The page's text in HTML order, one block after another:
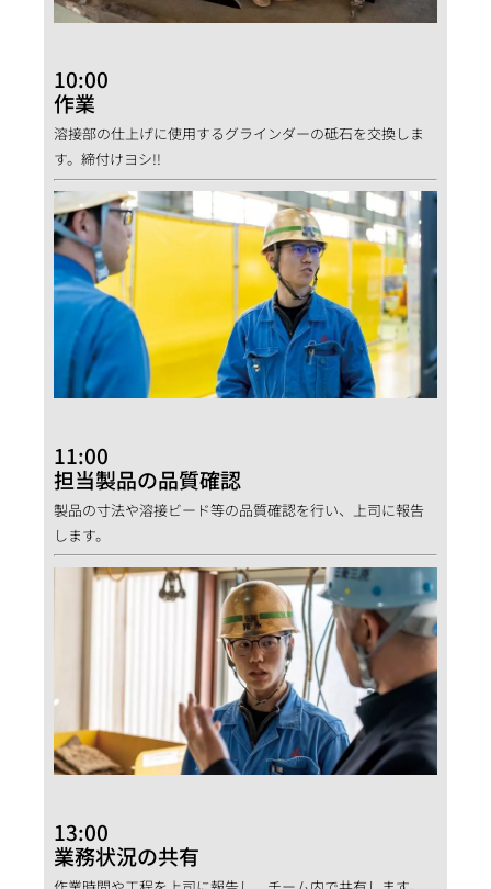
10:00
作業
溶接部の仕上げに使用するグラインダーの砥石を交換しま
す。締付けヨシ!!
11:00
担当製品の品質確認
製品の寸法や溶接ビード等の品質確認を行い、上司に報告
します。
13:00
業務状況の共有